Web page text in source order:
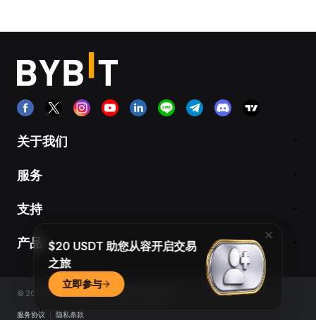
关于我们
服务
支持
产品
© 2018-2026 Bybit.com. All rights reserved.
服务协议 隐私条款
$20 USDT 助您从容开启交易
之旅
立即参与